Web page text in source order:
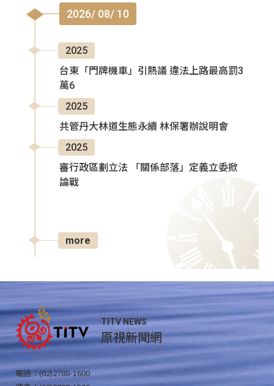
2026/ 08/ 10
2025
台東「門牌機車」引熱議 違法上路最高罰3
萬6
2025
共管丹大林道生態永續 林保署辦說明會
2025
審行政區劃立法 「關係部落」定義立委掀
論戰
more
TITV NEWS
原視新聞網
電話：(02)2788-1600